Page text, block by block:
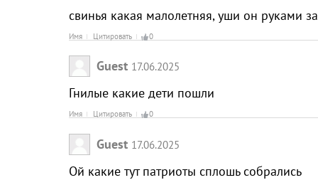
свинья какая малолетняя, уши он руками
Имя Цитировать 0
Guest 17.06.2025
Гнилые какие дети пошли
Имя Цитировать 0
Guest 17.06.2025
Ой какие тут патриоты сплошь собрались